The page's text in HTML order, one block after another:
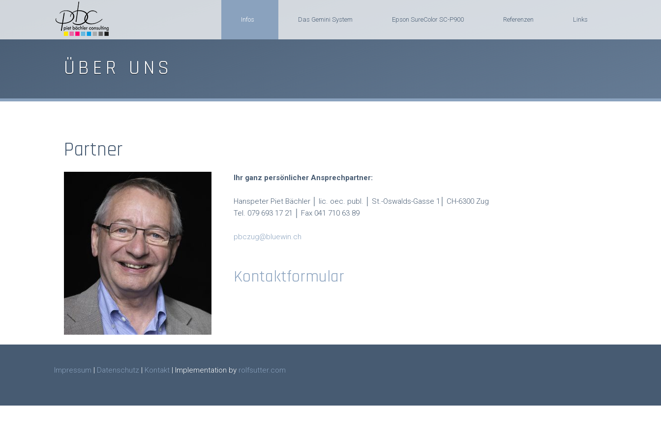
Infos Das Gemini System Epson SureColor SC-P900 Referenzen Links
ÜBER UNS
Partner
Ihr ganz persönlicher Ansprechpartner:
Hanspeter Piet Bächler │ lic. oec. publ. │ St.-Oswalds-Gasse 1│ CH-6300 Zug
Tel. 079 693 17 21 │ Fax 041 710 63 89
pbczug@bluewin.ch
Kontaktformular
Impressum | Datenschutz | Kontakt| Implementation by rolfsutter.com